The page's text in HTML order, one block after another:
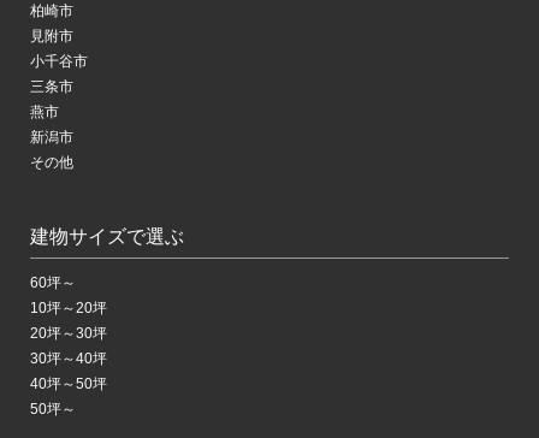
柏崎市
見附市
小千谷市
三条市
燕市
新潟市
その他
建物サイズで選ぶ
60坪～
10坪～20坪
20坪～30坪
30坪～40坪
40坪～50坪
50坪～